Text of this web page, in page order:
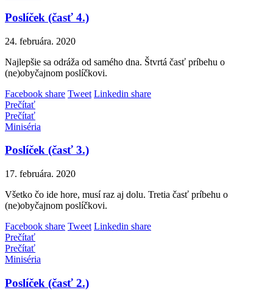
Poslíček (časť 4.)
24. februára. 2020
Najlepšie sa odráža od samého dna. Štvrtá časť príbehu o
(ne)obyčajnom poslíčkovi.
Facebook share Tweet Linkedin share
Prečítať
Prečítať
Miniséria
Poslíček (časť 3.)
17. februára. 2020
Všetko čo ide hore, musí raz aj dolu. Tretia časť príbehu o
(ne)obyčajnom poslíčkovi.
Facebook share Tweet Linkedin share
Prečítať
Prečítať
Miniséria
Poslíček (časť 2.)